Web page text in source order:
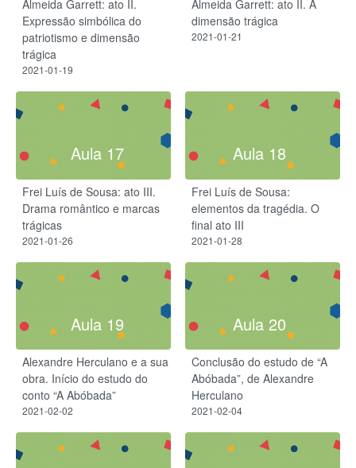
Almeida Garrett: ato II.
Expressão simbólica do
patriotismo e dimensão
trágica
2021-01-19
Almeida Garrett: ato II. A
dimensão trágica
2021-01-21
Aula 17
Frei Luís de Sousa: ato III.
Drama romântico e marcas
trágicas
2021-01-26
Aula 18
Frei Luís de Sousa:
elementos da tragédia. O
final ato III
2021-01-28
Aula 19
Alexandre Herculano e a sua
obra. Início do estudo do
conto “A Abóbada”
2021-02-02
Aula 20
Conclusão do estudo de “A
Abóbada”, de Alexandre
Herculano
2021-02-04